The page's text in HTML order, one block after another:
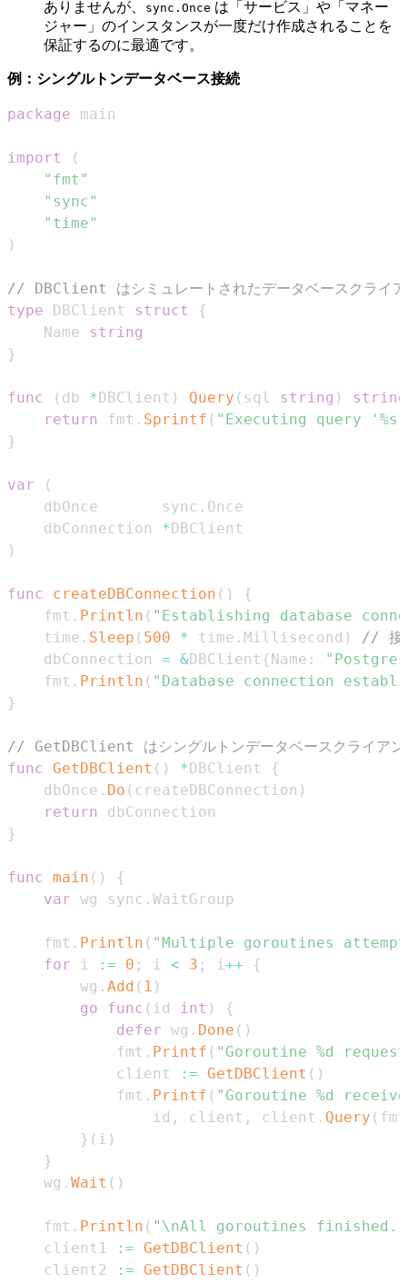
ありませんが、
sync.Once は「サービス」や「マネー
ジャー」のインスタンスが一度だけ作成されることを
保証するのに最適です。
例：シングルトンデータベース接続
package
import
(
"fmt"
"sync"
"time"
)
// DBClient はシミュレートされたデータベースクライア
type DBClient struct
{
	Name
string
}
func ( db *DBClient ) Query ( sql string )
string
return
fmt . Sprintf ( "Executing query
}
var
(
	dbOnce       sync
.
	dbConnection
*
)
func createDBConnection ( )
{
	fmt
. Println ( "Establishing database
	time
. Sleep ( 500 * time . Millisecond )
// 接
	dbConnection
= &DBClient {Name :
	fmt
. Println ( "Database connection
}
// GetDBClient はシングルトンデータベースクライアン
func GetDBClient ( ) *DBClient
{
	dbOnce
. Do ( createDBConnection )
return
}
func main ( )
{
var wg sync .
	fmt
. Println ( "Multiple goroutines
for i := 0 ; i < 3 ; i++
{
		wg
. Add ( 1 )
go
func ( id int )
{
defer wg . Done ( )
			fmt
. Printf ( "Goroutine %d
			client
:= GetDBClient ( )
			fmt
. Printf ( "Goroutine %d
				id
, client , client . Query ( fmt
} ( i )
}
	wg
. Wait ( )
	fmt
. Println ( "\nAll goroutines
	client1
:= GetDBClient ( )
	client2
:= GetDBClient ( )